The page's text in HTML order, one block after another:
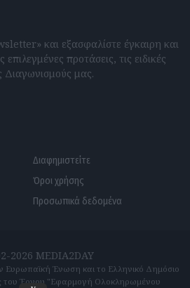
και εξασφαλίστε έγκαιρη και
προτάσεις, τις ειδικές
Διαγωνισμούς μας.
Διαφημιστείτε
Όροι χρήσης
Προσωπικά δεδομένα
2026 MEDIA2DAY
Ευρωπαϊκή Ένωση και το Ελληνικό Δημόσιο
του Έργου "Εφαρμογή Ολοκληρωμένου